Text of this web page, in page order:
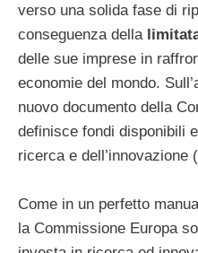
verso una solida fase di
conseguenza della
delle sue imprese in
economie del mondo.
nuovo documento della
definisce fondi disponibili
ricerca e dell’innovazione
Come in un perfetto
la Commissione Europa